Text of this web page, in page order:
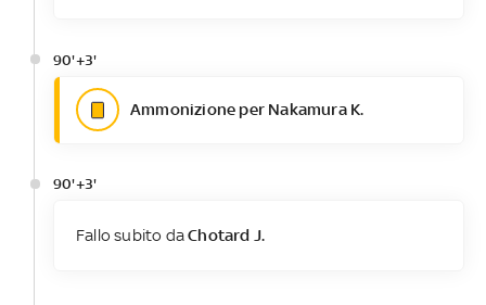
90'+3'
Ammonizione per Nakamura K.
90'+3'
Fallo subito daChotard J.